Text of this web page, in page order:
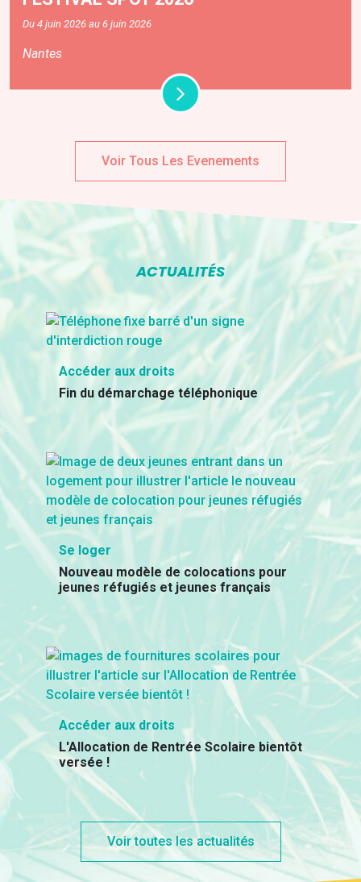
Du 4 juin 2026 au 6 juin 2026
Nantes
Voir Tous Les Evenements
ACTUALITÉS
Accéder aux droits
Fin du démarchage téléphonique
Se loger
Nouveau modèle de colocations pour
jeunes réfugiés et jeunes français
Accéder aux droits
L'Allocation de Rentrée Scolaire bientôt
versée !
Voir toutes les actualités